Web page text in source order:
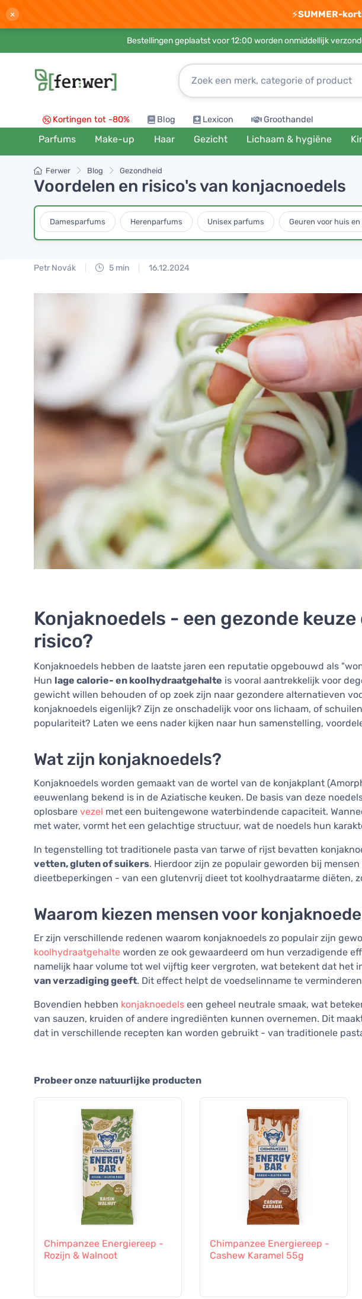
× ⚡SUMMER-
Bestellingen geplaatst voor 12:00 worden onmiddellijk
Kortingen tot -80% Blog Lexicon Groothandel
Parfums Make-up Haar Gezicht Lichaam & hygiëne
Ferwer Blog Gezondheid
Voordelen en risico's van konjacnoedels
Damesparfums Herenparfums Unisex parfums Geuren voor huis
Petr Novák 5 min 16.12.2024
Konjaknoedels - een gezonde
risico?
Konjaknoedels hebben de laatste jaren een reputatie opgebouwd als
Hun lage calorie- en koolhydraatgehalte is vooral aantrekkelijk voor
gewicht willen behouden of op zoek zijn naar gezondere alternatieven
konjaknoedels eigenlijk? Zijn ze onschadelijk voor ons lichaam, of
populariteit? Laten we eens nader kijken naar hun samenstelling,
Wat zijn konjaknoedels?
Konjaknoedels worden gemaakt van de wortel van de konjakplant
eeuwenlang bekend is in de Aziatische keuken. De basis van deze
oplosbare vezel met een buitengewone waterbindende capaciteit.
met water, vormt het een gelachtige structuur, wat de noedels hun
In tegenstelling tot traditionele pasta van tarwe of rijst bevatten
vetten, gluten of suikers. Hierdoor zijn ze populair geworden bij
dieetbeperkingen - van een glutenvrij dieet tot koolhydraatarme diëten,
Waarom kiezen mensen voor
Er zijn verschillende redenen waarom konjaknoedels zo populair zijn
koolhydraatgehalte worden ze ook gewaardeerd om hun verzadigende
namelijk haar volume tot wel vijftig keer vergroten, wat betekent dat het
van verzadiging geeft. Dit effect helpt de voedselinname te
Bovendien hebben konjaknoedels een geheel neutrale smaak, wat
van sauzen, kruiden of andere ingrediënten kunnen overnemen. Dit
dat in verschillende recepten kan worden gebruikt - van traditionele
Probeer onze natuurlijke producten
Chimpanzee Energiereep -
Rozijn & Walnoot
Chimpanzee Energiereep -
Cashew Karamel 55g